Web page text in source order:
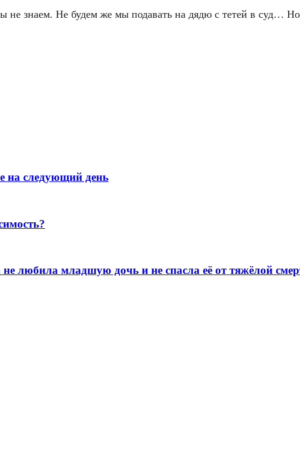
не знаем. Не будем же мы подавать на дядю с тетей в суд…
на следующий день
любила младшую дочь и не спасла её от тяжёлой